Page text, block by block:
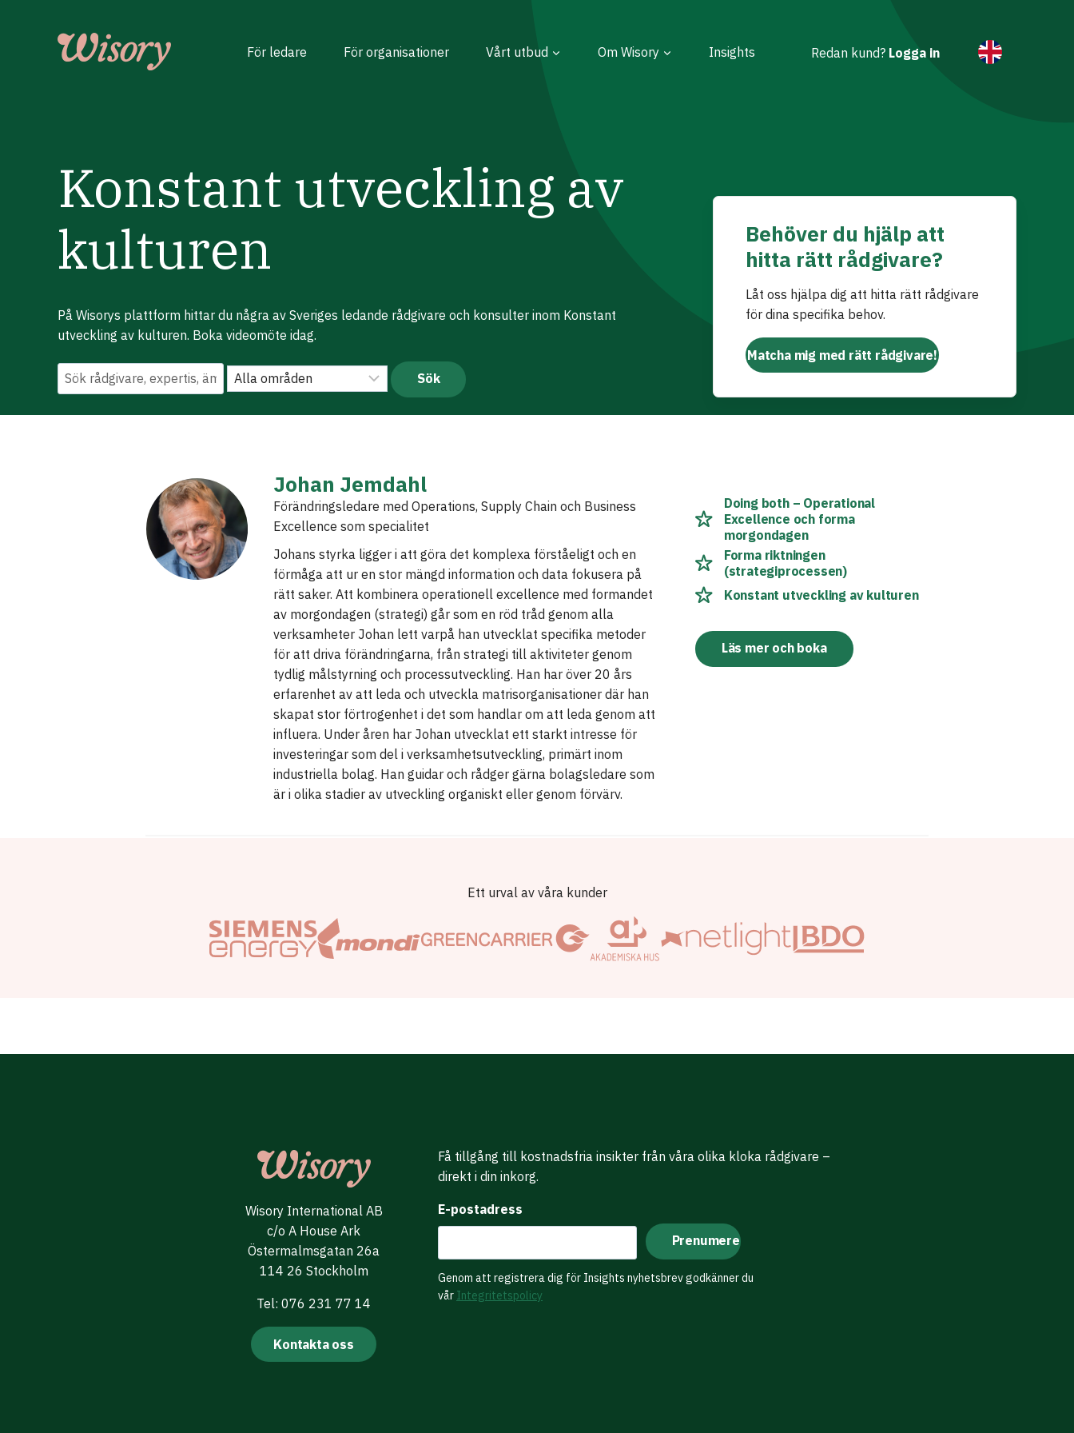
För ledare För organisationer Vårt utbud Om Wisory Insights Redan kund? Logga in
Konstant utveckling av
kulturen
På Wisorys plattform hittar du några av Sveriges ledande rådgivare och konsulter inom Konstant
utveckling av kulturen. Boka videomöte idag.
Behöver du hjälp att
hitta rätt rådgivare?
Låt oss hjälpa dig att hitta rätt rådgivare
för dina specifika behov.
Matcha mig med rätt rådgivare!
Johan Jemdahl
Förändringsledare med Operations, Supply Chain och Business
Excellence som specialitet
Johans styrka ligger i att göra det komplexa förståeligt och en
förmåga att ur en stor mängd information och data fokusera på
rätt saker. Att kombinera operationell excellence med formandet
av morgondagen (strategi) går som en röd tråd genom alla
verksamheter Johan lett varpå han utvecklat specifika metoder
för att driva förändringarna, från strategi till aktiviteter genom
tydlig målstyrning och processutveckling. Han har över 20 års
erfarenhet av att leda och utveckla matrisorganisationer där han
skapat stor förtrogenhet i det som handlar om att leda genom att
influera. Under åren har Johan utvecklat ett starkt intresse för
investeringar som del i verksamhetsutveckling, primärt inom
industriella bolag. Han guidar och rådger gärna bolagsledare som
är i olika stadier av utveckling organiskt eller genom förvärv.
Doing both – Operational
Excellence och forma
morgondagen
Forma riktningen
(strategiprocessen)
Konstant utveckling av kulturen
Läs mer och boka
Ett urval av våra kunder
Wisory International AB
c/o A House Ark
Östermalmsgatan 26a
114 26 Stockholm
Tel: 076 231 77 14
Kontakta oss
Få tillgång till kostnadsfria insikter från våra olika kloka rådgivare –
direkt i din inkorg.
E-postadress
Genom att registrera dig för Insights nyhetsbrev godkänner du
vår Integritetspolicy